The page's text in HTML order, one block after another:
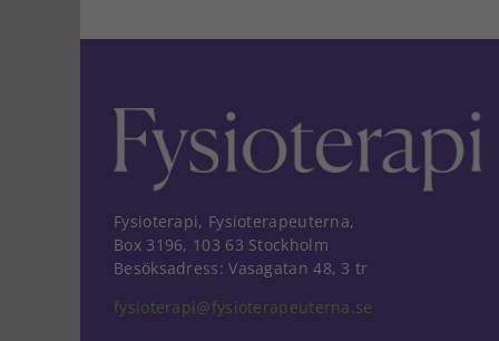
Fysioterapi, Fysioterapeuterna,
Box 3196, 103 63 Stockholm
Besöksadress: Vasagatan 48, 3 tr
fysioterapi@fysioterapeuterna.se